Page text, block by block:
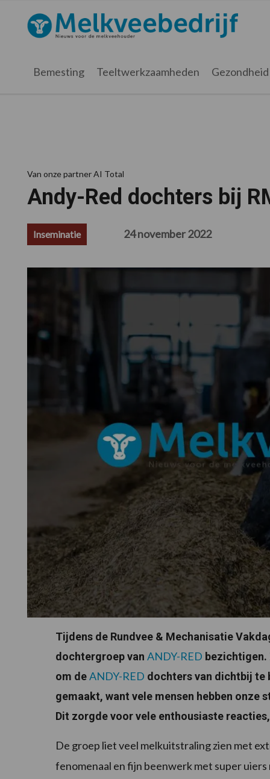
hoofdnavigatie
hoofd
eerste
voettekst
Melkveebedrijf.nl
Bemesting Teeltwerkzaamheden Gezondheid
Van onze partner AI Total
Andy-Red dochters bij
Inseminatie 24 november 2022
Tijdens de Rundvee & Mechanisatie
dochtergroep van ANDY-RED bezichtigen.
om deANDY-RED dochters van dichtbij te
gemaakt, want vele mensen hebben onze
Dit zorgde voor vele enthousiaste
De groep liet veel melkuitstraling zien met
fenomenaal en fijn beenwerk met super